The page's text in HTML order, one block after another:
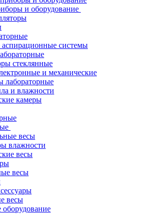
и оборудование
системы
стеклянные
и механические
лабораторные
и влажности
камеры
весы
влажности
весы
весы
весы